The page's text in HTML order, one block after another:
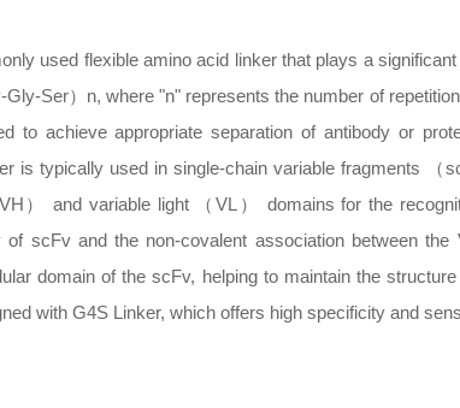
used flexible amino acid linker that plays a
Ser）n, where "n" represents the number of
to achieve appropriate separation of antibody or
is typically used in single-chain variable fragments
） and variable light （VL） domains for the
of scFv and the non-covalent association between
domain of the scFv, helping to maintain the
with G4S Linker, which offers high specificity and